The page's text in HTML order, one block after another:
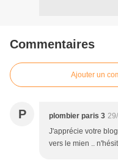
Commentaires
Ajouter un
P plombier paris 3
J'apprécie votre
vers le mien ..